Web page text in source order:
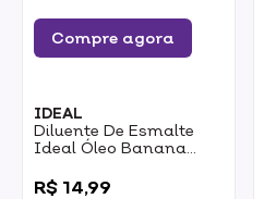
Compre agora
IDEAL
Diluente De Esmalte
Ideal Óleo Banana
Com Gotejador 100ml
R$ 14,99